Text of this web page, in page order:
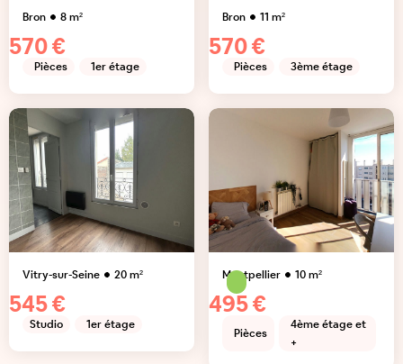
Bron 8m²
570 €
Pièces 1er étage
Bron 11 m²
570 €
Pièces 3ème étage
Vitry-sur-Seine 20m²
545 €
Studio 1er étage
Montpellier 10m²
495 €
Pièces
4ème étage et
+